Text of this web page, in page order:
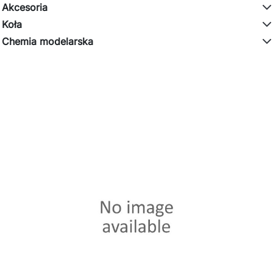
Akcesoria
Koła
Chemia modelarska